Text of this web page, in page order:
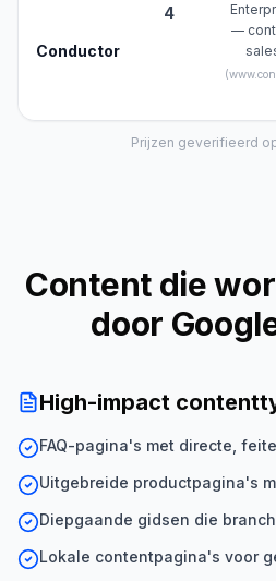
Conductor
4
—
(
Prijzen geverifieerd
Content die
door
High-impact
FAQ-pagina's met directe,
Uitgebreide productpagina's
Diepgaande gidsen die
Lokale contentpagina's voor